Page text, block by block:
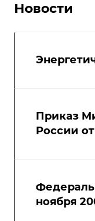
Новости
Приказ
России
ноября